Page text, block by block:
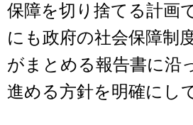
保障を切り捨てる計画
にも政府の社会保障制
がまとめる報告書に沿
進める方針を明確にし